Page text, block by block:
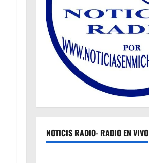
NOTICIS RADIO- RADIO EN VIVO